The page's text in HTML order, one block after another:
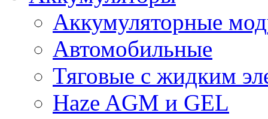
Аккумуляторные
Автомобильные
Тяговые с жидким
Haze AGM и GEL